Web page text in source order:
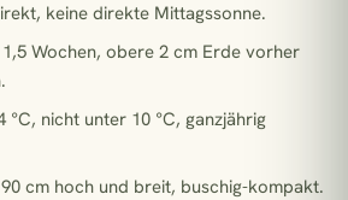
keine direkte Mittagssonne.
Wochen, obere 2 cm Erde vorher
°C, nicht unter 10 °C, ganzjährig
cm hoch und breit, buschig-kompakt.